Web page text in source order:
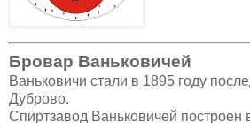
Бровар Ваньковичей
Ваньковичи стали в 1895 году
Дуброво.
Спиртзавод Ваньковичей построен